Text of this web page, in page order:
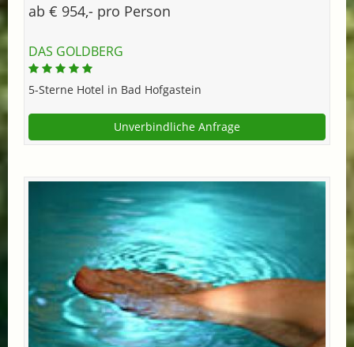
ab € 954,- pro Person
DAS GOLDBERG
5-Sterne Hotel in Bad Hofgastein
Unverbindliche Anfrage